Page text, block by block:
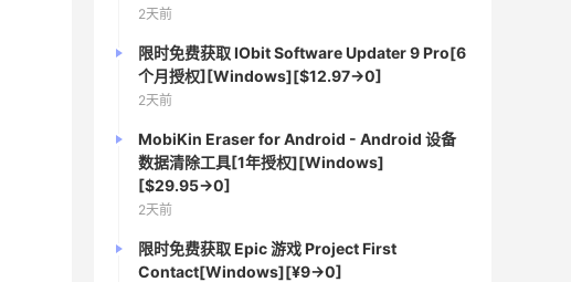
2天前
限时免费获取 IObit Software Updater 9 Pro[6
个月授权][Windows][$12.97→0]
2天前
MobiKin Eraser for Android - Android 设备
数据清除工具[1年授权][Windows]
[$29.95→0]
2天前
限时免费获取 Epic 游戏 Project First
Contact[Windows][¥9→0]